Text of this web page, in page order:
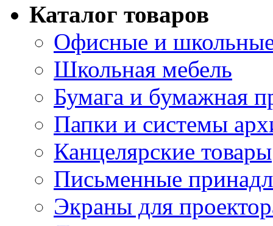
Каталог товаров
Офисные и
Школьная мебель
Бумага и бумажная
Папки и системы
Канцелярские товары
Письменные
Экраны для